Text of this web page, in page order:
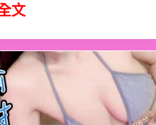
文